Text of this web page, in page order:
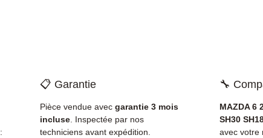
:
📋 Garantie
Pièce vendue avec garantie 3 mois
incluse . Inspectée par nos
techniciens avant expédition.
🔧
MAZDA 6
SH30
avec votre